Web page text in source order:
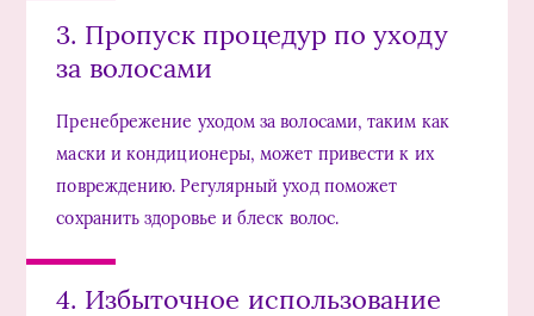
3. Пропуск процедур по уходу
за волосами
Пренебрежение уходом за волосами, таким как
маски и кондиционеры, может привести к их
повреждению. Регулярный уход поможет
сохранить здоровье и блеск волос.
4. Избыточное использование